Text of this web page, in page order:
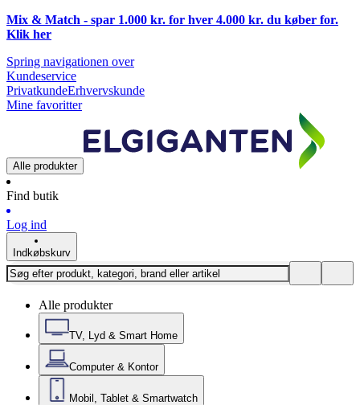
Mix & Match - spar 1.000 kr. for hver 4.000 kr. du køber for.
Klik her
Spring navigationen over
Kundeservice
PrivatkundeErhvervskunde
Mine favoritter
Alle produkter
Find butik
Log ind
Indkøbskurv
Alle produkter
TV, Lyd & Smart Home
Computer & Kontor
Mobil, Tablet & Smartwatch